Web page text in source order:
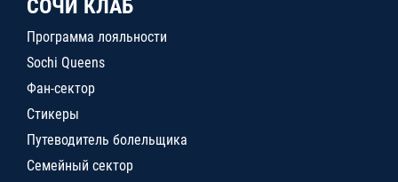
СОЧИ КЛАБ
Программа лояльности
Sochi Queens
Фан-сектор
Стикеры
Путеводитель болельщика
Семейный сектор